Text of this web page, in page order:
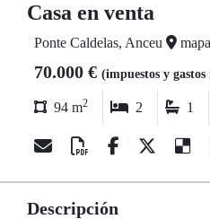
Casa en venta
Ponte Caldelas, Anceu mapa
70.000 € (impuestos y
94 m2 2 1
Descripción